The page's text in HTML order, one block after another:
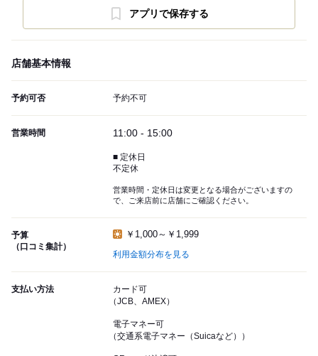
アプリで保存する
店舗基本情報
予約可否 予約不可
営業時間 11:00 - 15:00
■ 定休日
不定休
営業時間・定休日は変更となる場合がございますの
で、ご来店前に店舗にご確認ください。
予算
（口コミ集計）
￥1,000～￥1,999
利用金額分布を見る
支払い方法
カード可
（JCB、AMEX）
電子マネー可
（交通系電子マネー（Suicaなど））